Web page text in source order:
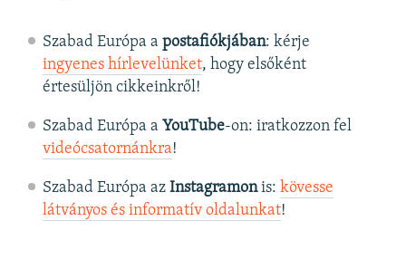
Szabad Európa a postafiókjában: kérje
ingyenes hírlevelünket, hogy elsőként
értesüljön cikkeinkről!
Szabad Európa a YouTube-on: iratkozzon fel
videócsatornánkra!
Szabad Európa az Instagramonis: kövesse
látványos és informatív oldalunkat! ​